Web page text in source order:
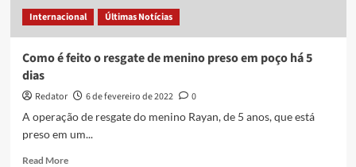
poço
de
mil
de
profundidade
Internacional Últimas Notícias
Como é feito o resgate de menino preso em poço há 5
dias
Redator 6 de fevereiro de 2022
0
A operação de resgate do menino Rayan, de 5 anos, que está
preso em um...
Read MoreRead